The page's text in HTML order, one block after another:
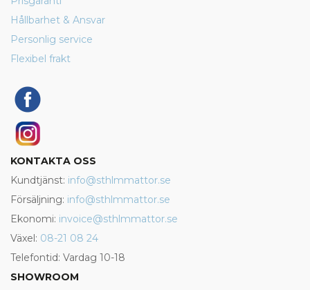
Hållbarhet & Ansvar
Personlig service
Flexibel frakt
KONTAKTA OSS
Kundtjänst: info@sthlmmattor.se
Försäljning: info@sthlmmattor.se
Ekonomi: invoice@sthlmmattor.se
Växel: 08-21 08 24
Telefontid: Vardag 10-18
SHOWROOM